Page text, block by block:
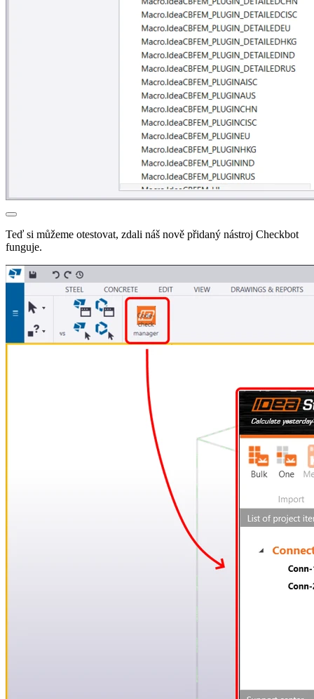
Teď si můžeme otestovat, zdali náš nově přidaný nástroj Checkbot
funguje.